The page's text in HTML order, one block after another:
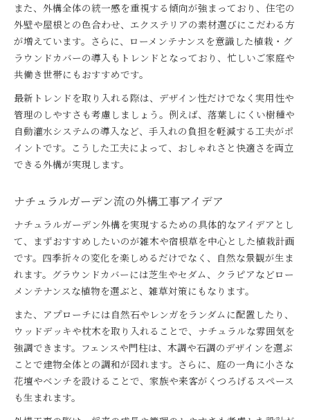
また、外構全体の統一感を重視する傾向が強まっており、住宅の
外壁や屋根との色合わせ、エクステリアの素材選びにこだわる方
が増えています。さらに、ローメンテナンスを意識した植栽・グ
ラウンドカバーの導入もトレンドとなっており、忙しいご家庭や
共働き世帯にもおすすめです。
最新トレンドを取り入れる際は、デザイン性だけでなく実用性や
管理のしやすさも考慮しましょう。例えば、落葉しにくい樹種や
自動灌水システムの導入など、手入れの負担を軽減する工夫がポ
イントです。こうした工夫によって、おしゃれさと快適さを両立
できる外構が実現します。
ナチュラルガーデン流の外構工事アイデア
ナチュラルガーデン外構を実現するための具体的なアイデアとし
て、まずおすすめしたいのが雑木や宿根草を中心とした植栽計画
です。四季折々の変化を楽しめるだけでなく、自然な景観が生ま
れます。グラウンドカバーには芝生やセダム、クラピアなどロー
メンテナンスな植物を選ぶと、雑草対策にもなります。
また、アプローチには自然石やレンガをランダムに配置したり、
ウッドデッキや枕木を取り入れることで、ナチュラルな雰囲気を
強調できます。フェンスや門柱は、木調や石調のデザインを選ぶ
ことで建物全体との調和が図れます。さらに、庭の一角に小さな
花壇やベンチを設けることで、家族や来客がくつろげるスペース
も生まれます。